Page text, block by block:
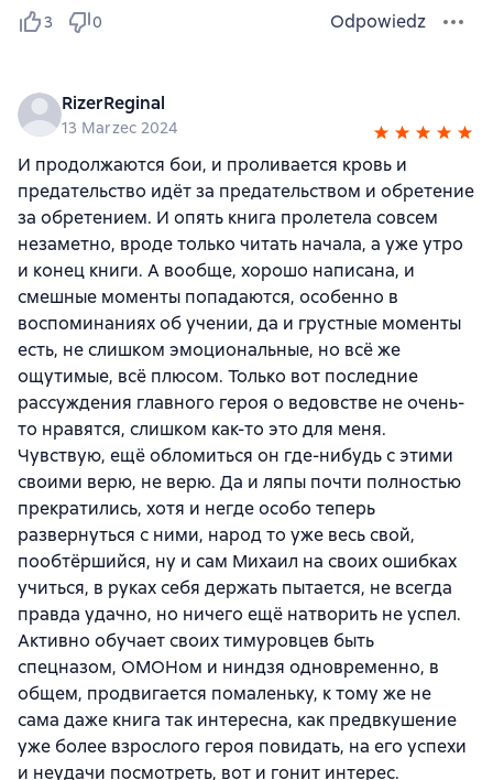
3
0 Odpowiedz
RizerReginal
13 Marzec 2024
И продолжаются бои, и проливается кровь и
предательство идёт за предательством и обретение
за обретением. И опять книга пролетела совсем
незаметно, вроде только читать начала, а уже утро
и конец книги. А вообще, хорошо написана, и
смешные моменты попадаются, особенно в
воспоминаниях об учении, да и грустные моменты
есть, не слишком эмоциональные, но всё же
ощутимые, всё плюсом. Только вот последние
рассуждения главного героя о ведовстве не очень-
то нравятся, слишком как-то это для меня.
Чувствую, ещё обломиться он где-нибудь с этими
своими верю, не верю. Да и ляпы почти полностью
прекратились, хотя и негде особо теперь
развернуться с ними, народ то уже весь свой,
пообтёршийся, ну и сам Михаил на своих ошибках
учиться, в руках себя держать пытается, не всегда
правда удачно, но ничего ещё натворить не успел.
Активно обучает своих тимуровцев быть
спецназом, ОМОНом и ниндзя одновременно, в
общем, продвигается помаленьку, к тому же не
сама даже книга так интересна, как предвкушение
уже более взрослого героя повидать, на его успехи
и неудачи посмотреть, вот и гонит интерес.